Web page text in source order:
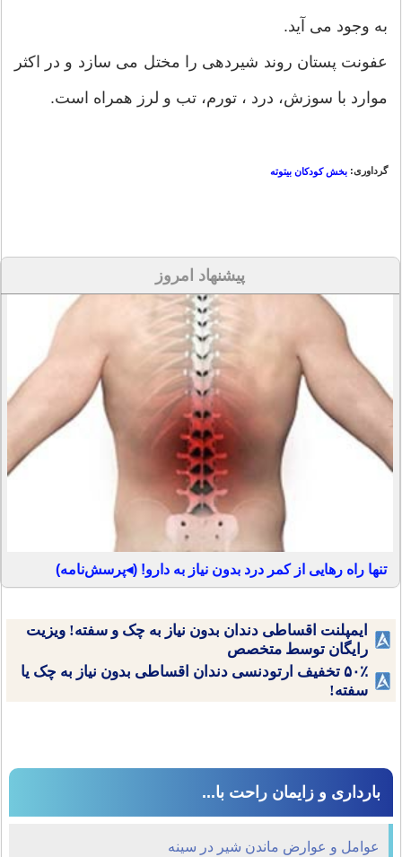
به وجود می آید.
عفونت پستان روند شیردهی را مختل می سازد و در اکثر
موارد با سوزش، درد ، تورم، تب و لرز همراه است.
گرداوری: بخش کودکان بیتوته
پیشنهاد امروز
تنها راه رهایی از کمر درد بدون نیاز به دارو! (◂پرسش‌نامه)
ایمپلنت اقساطی دندان بدون نیاز به چک و سفته! ویزیت
رایگان توسط متخصص
۵۰٪ تخفیف ارتودنسی دندان اقساطی بدون نیاز به چک یا
سفته!
بارداری و زایمان راحت با...
عوامل و عوارض ماندن شیر در سینه